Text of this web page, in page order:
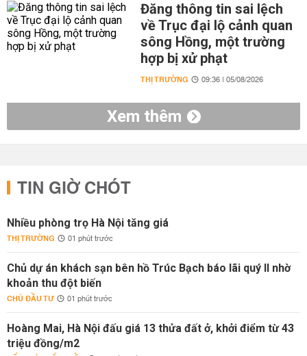
Đăng thông tin sai lệch
về Trục đại lộ cảnh quan
sông Hồng, một trường
hợp bị xử phạt
THỊ TRƯỜNG 09:36 | 05/08/2026
Xem thêm
TIN GIỜ CHÓT
Nhiều phòng trọ Hà Nội tăng giá
THỊ TRƯỜNG 01 phút trước
Chủ dự án khách sạn bên hồ Trúc Bạch báo lãi quý II nhờ
khoản thu đột biến
CHỦ ĐẦU TƯ 01 phút trước
Hoàng Mai, Hà Nội đấu giá 13 thửa đất ở, khởi điểm từ 43
triệu đồng/m2